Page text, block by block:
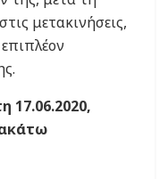
μετακινήσεις,
17.06.2020,